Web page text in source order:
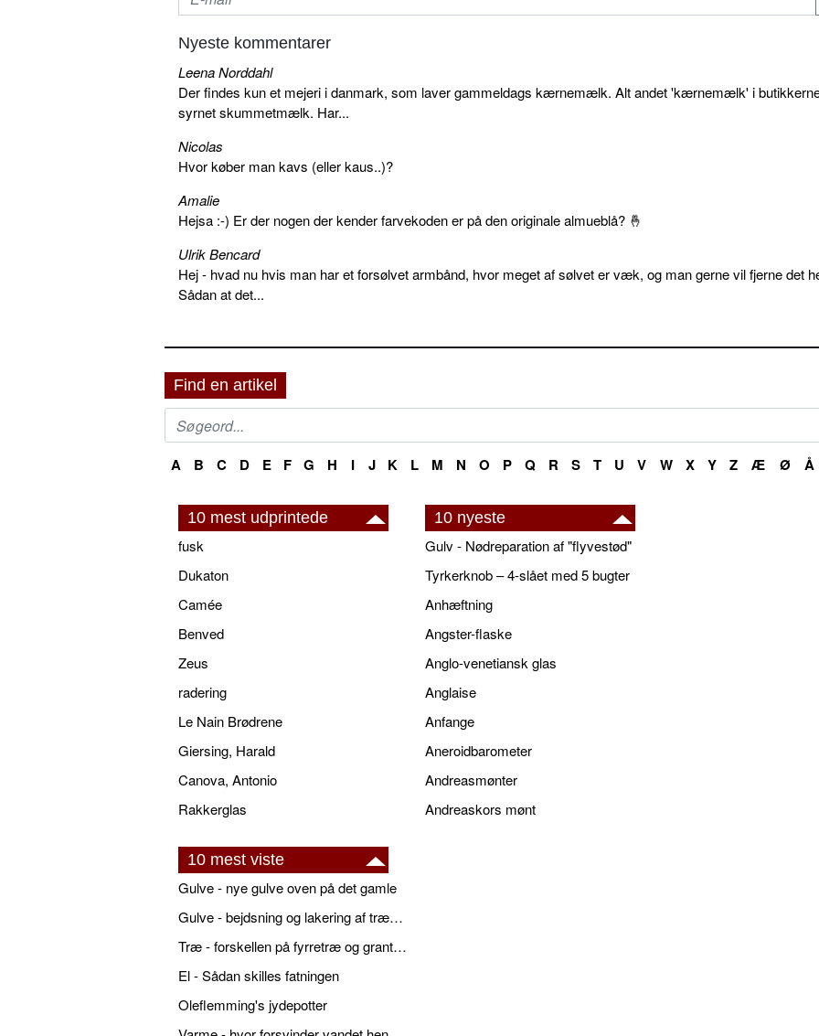
Nyeste kommentarer
Leena Norddahl
Der findes kun et mejeri i danmark, som laver gammeldags kærnemælk. Alt andet 'kærnemælk' i
syrnet skummetmælk. Har...
Nicolas
Hvor køber man kavs (eller kaus..)?
Amalie
Hejsa :-) Er der nogen der kender farvekoden er på den originale almueblå? 🤞
Ulrik Bencard
Hej - hvad nu hvis man har et forsølvet armbånd, hvor meget af sølvet er væk, og man gerne vil fjerne det
Sådan at det...
Find en artikel
A B C D E F G H I J K L M N O P Q R S T U V W X Y Z Æ Ø Å
10 mest udprintede
fusk
Dukaton
Camée
Benved
Zeus
radering
Le Nain Brødrene
Giersing, Harald
Canova, Antonio
Rakkerglas
10 nyeste
Gulv - Nødreparation af "flyvestød"
Tyrkerknob – 4-slået med 5 bugter
Anhæftning
Angster-flaske
Anglo-venetiansk glas
Anglaise
Anfange
Aneroidbarometer
Andreasmønter
Andreaskors mønt
10 mest viste
Gulve - nye gulve oven på det gamle
Gulve - bejdsning og lakering af trægulve
Træ - forskellen på fyrretræ og grantræ
El - Sådan skilles fatningen
Oleflemming's jydepotter